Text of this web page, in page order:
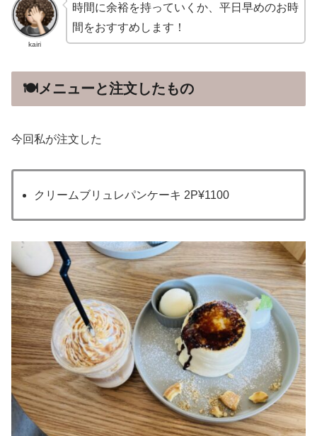
kairi
時間に余裕を持っていくか、平日早めのお時
間をおすすめします！
🍽メニューと注文したもの
今回私が注文した
クリームブリュレパンケーキ 2P¥1100